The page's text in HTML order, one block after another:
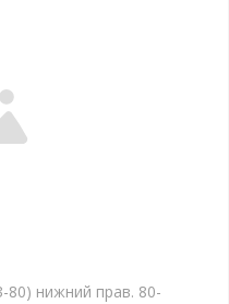
нижний прав. 80-